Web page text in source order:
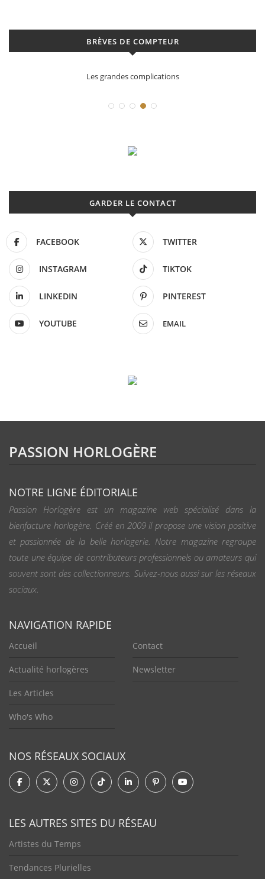
BRÈVES DE COMPTEUR
Les grandes complications
GARDER LE CONTACT
FACEBOOK TWITTER
INSTAGRAM TIKTOK
LINKEDIN PINTEREST
YOUTUBE EMAIL
PASSION HORLOGÈRE
NOTRE LIGNE ÉDITORIALE
Passion Horlogère est un magazine web spécialisé dans la
bienfacture horlogère. Créé en 2009 il propose une vision positive
et passionnée de la belle horlogerie. Notre magazine regroupe
toute une équipe de contributeurs professionnels ou amateurs qui
souvent sont des collectionneurs. Suivez-nous aussi sur les réseaux
sociaux.
NAVIGATION RAPIDE
Accueil
Actualité horlogères
Les Articles
Who's Who
Contact
Newsletter
NOS RÉSEAUX SOCIAUX
LES AUTRES SITES DU RÉSEAU
Artistes du Temps
Tendances Plurielles